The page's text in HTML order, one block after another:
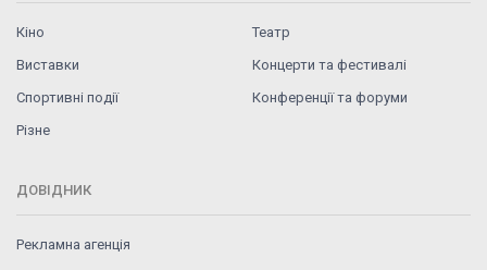
Кіно
Театр
Виставки
Концерти та фестивалі
Спортивні події
Конференції та форуми
Різне
ДОВІДНИК
Рекламна агенція